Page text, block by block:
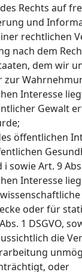
Rechts auf
und
rechtlichen
nach dem
dem wir
Interesse
Gewalt
öffentlichen
sowie Art. 9
Interesse
oder für
1 DSGVO,
die
oder